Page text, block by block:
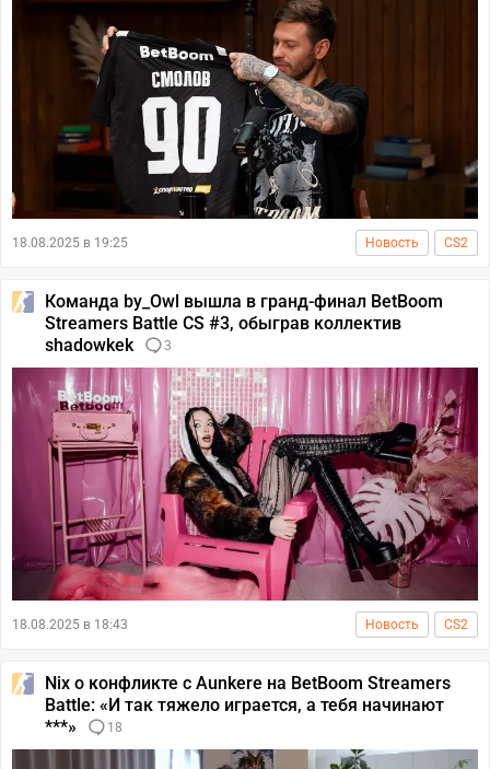
18.08.2025 в 19:25 Новость CS2
Команда by_Owl вышла в гранд-финал BetBoom
Streamers Battle CS #3, обыграв коллектив
shadowkek
3
18.08.2025 в 18:43 Новость CS2
Nix о конфликте с Aunkere на BetBoom Streamers
Battle: «И так тяжело играется, а тебя начинают
***»
18